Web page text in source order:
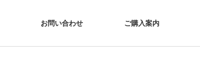
お問い合わせ ご購入案内